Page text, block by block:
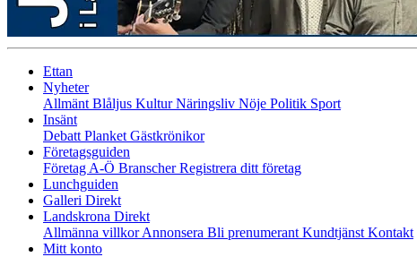
Ettan
Nyheter
Allmänt Blåljus KulturNäringsliv Nöje Politik Sport
Insänt
Debatt Planket Gästkrönikor
Företagsguiden
Företag A-Ö BranscherRegistrera ditt företag
Lunchguiden
Galleri Direkt
Landskrona Direkt
Allmänna villkorAnnonsera Bli prenumerant Kundtjänst Kontakt
Mitt konto